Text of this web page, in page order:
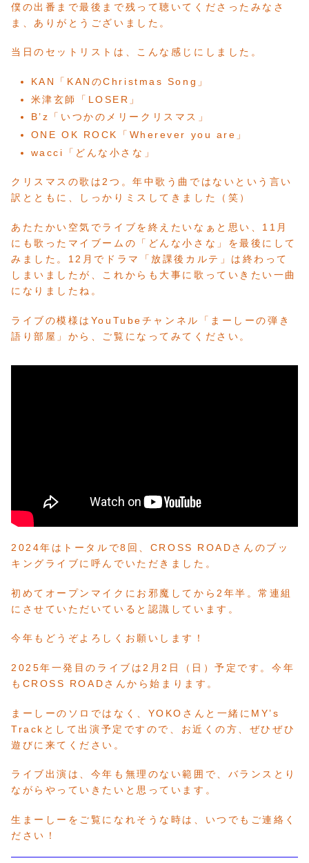
僕の出番まで最後まで残って聴いてくださったみなさ
ま、ありがとうございました。
当日のセットリストは、こんな感じにしました。
KAN「KANのChristmas Song」
米津玄師「LOSER」
B’z「いつかのメリークリスマス」
ONE OK ROCK「Wherever you are」
wacci「どんな小さな」
クリスマスの歌は2つ。年中歌う曲ではないという言い
訳とともに、しっかりミスしてきました（笑）
あたたかい空気でライブを終えたいなぁと思い、11月
にも歌ったマイブームの「どんな小さな」を最後にして
みました。12月でドラマ「放課後カルテ」は終わって
しまいましたが、これからも大事に歌っていきたい一曲
になりましたね。
ライブの模様はYouTubeチャンネル「まーしーの弾き
語り部屋」から、ご覧になってみてください。
2024年はトータルで8回、CROSS ROADさんのブッ
キングライブに呼んでいただきました。
初めてオープンマイクにお邪魔してから2年半。常連組
にさせていただいていると認識しています。
今年もどうぞよろしくお願いします！
2025年一発目のライブは2月2日（日）予定です。今年
もCROSS ROADさんから始まります。
まーしーのソロではなく、YOKOさんと一緒にMY’s
Trackとして出演予定ですので、お近くの方、ぜひぜひ
遊びに来てください。
ライブ出演は、今年も無理のない範囲で、バランスとり
ながらやっていきたいと思っています。
生まーしーをご覧になれそうな時は、いつでもご連絡く
ださい！